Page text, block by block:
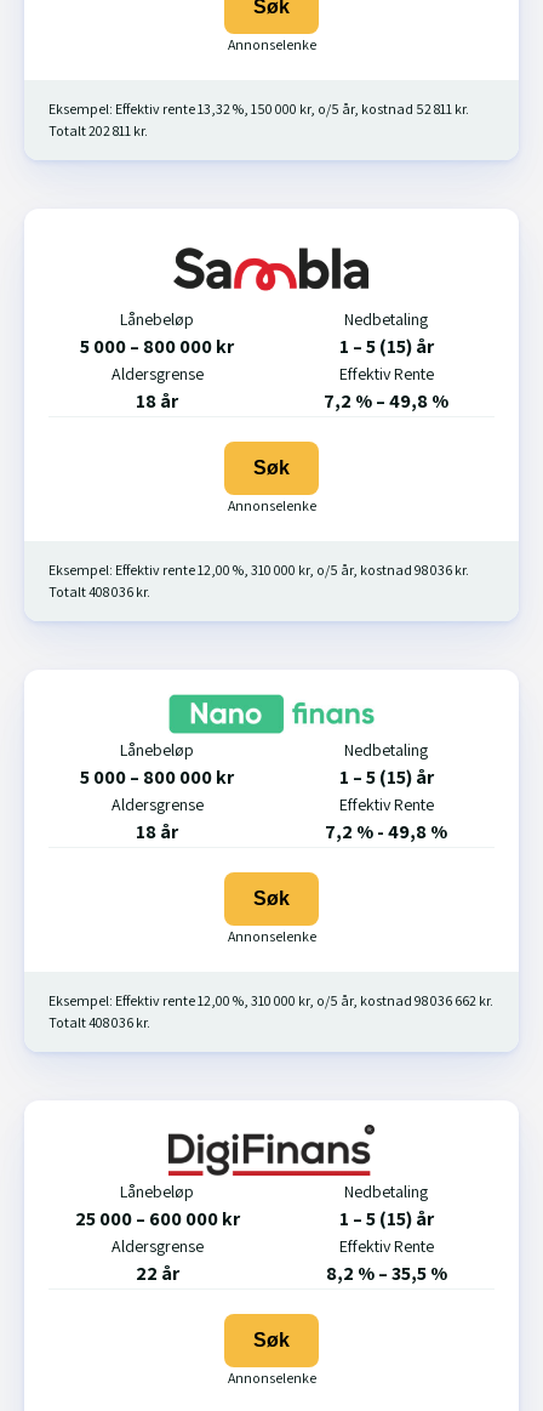
Søk
Eksempel: Effektiv rente 13,32 %, 150 000 kr, o/5 år, kostnad 52 811 kr.
Totalt 202 811 kr.
Lånebeløp
5 000 – 800 000 kr
Nedbetaling
1 – 5 (15) år
Aldersgrense
18 år
Effektiv Rente
7,2 % – 49,8 %
Søk
Eksempel: Effektiv rente 12,00 %, 310 000 kr, o/5 år, kostnad 98 036 kr.
Totalt 408 036 kr.
Lånebeløp
5 000 – 800 000 kr
Nedbetaling
1 – 5 (15) år
Aldersgrense
18 år
Effektiv Rente
7,2 % - 49,8 %
Søk
Eksempel: Effektiv rente 12,00 %, 310 000 kr, o/5 år, kostnad 98 036 662 kr.
Totalt 408 036 kr.
Lånebeløp
25 000 – 600 000 kr
Nedbetaling
1 – 5 (15) år
Aldersgrense
22 år
Effektiv Rente
8,2 % – 35,5 %
Søk